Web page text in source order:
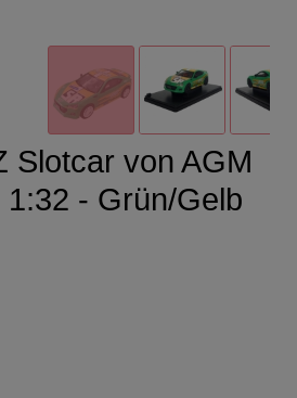
Slotcar von AGM
- Grün/Gelb